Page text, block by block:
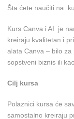
Šta ćete naučiti na
Kurs Canva i AI je
kreiraju kvalitetan i
alata Canva – bilo
sopstveni biznis ili
Cilj kursa
Polaznici kursa će
samostalno kreiraju